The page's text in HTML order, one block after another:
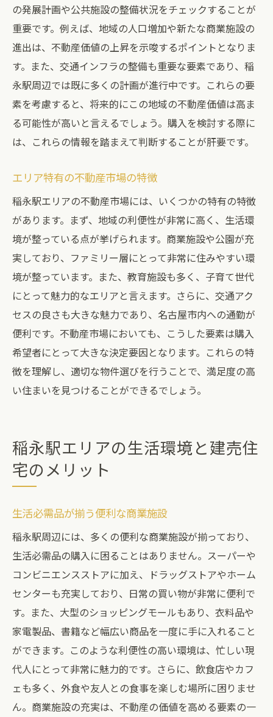
の発展計画や公共施設の整備状況をチェックすることが
重要です。例えば、地域の人口増加や新たな商業施設の
進出は、不動産価値の上昇を示唆するポイントとなりま
す。また、交通インフラの整備も重要な要素であり、稲
永駅周辺では既に多くの計画が進行中です。これらの要
素を考慮すると、将来的にこの地域の不動産価値は高ま
る可能性が高いと言えるでしょう。購入を検討する際に
は、これらの情報を踏まえて判断することが肝要です。
エリア特有の不動産市場の特徴
稲永駅エリアの不動産市場には、いくつかの特有の特徴
があります。まず、地域の利便性が非常に高く、生活環
境が整っている点が挙げられます。商業施設や公園が充
実しており、ファミリー層にとって非常に住みやすい環
境が整っています。また、教育施設も多く、子育て世代
にとって魅力的なエリアと言えます。さらに、交通アク
セスの良さも大きな魅力であり、名古屋市内への通勤が
便利です。不動産市場においても、こうした要素は購入
希望者にとって大きな決定要因となります。これらの特
徴を理解し、適切な物件選びを行うことで、満足度の高
い住まいを見つけることができるでしょう。
稲永駅エリアの生活環境と建売住
宅のメリット
生活必需品が揃う便利な商業施設
稲永駅周辺には、多くの便利な商業施設が揃っており、
生活必需品の購入に困ることはありません。スーパーや
コンビニエンスストアに加え、ドラッグストアやホーム
センターも充実しており、日常の買い物が非常に便利で
す。また、大型のショッピングモールもあり、衣料品や
家電製品、書籍など幅広い商品を一度に手に入れること
ができます。このような利便性の高い環境は、忙しい現
代人にとって非常に魅力的です。さらに、飲食店やカフ
ェも多く、外食や友人との食事を楽しむ場所に困りませ
ん。商業施設の充実は、不動産の価値を高める要素の一